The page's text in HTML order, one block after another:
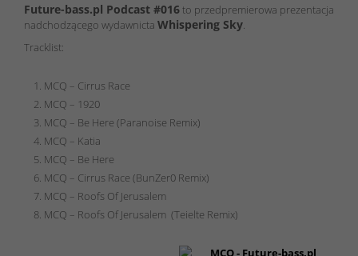
Future-bass.pl Podcast #016to przedpremierowa prezentacja
nadchodzącego wydawnicta Whispering Sky.
Tracklist:
MCQ – Cirrus Race
MCQ – 1920
MCQ – Be Here (Paranoise Remix)
MCQ – Katia
MCQ – Be Here
MCQ – Cirrus Race (BunZer0 Remix)
MCQ – Roofs Of Jerusalem
MCQ – Roofs Of Jerusalem (Teielte Remix)